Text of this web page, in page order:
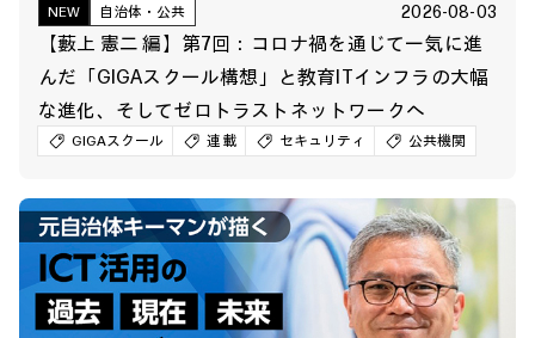
NEW 自治体・公共 2026-08-03
【藪上 憲二 編】第7回：コロナ禍を通じて一気に進
んだ「GIGAスクール構想」と教育ITインフラの大幅
な進化、そしてゼロトラストネットワークへ
GIGAスクール 連載 セキュリティ 公共機関